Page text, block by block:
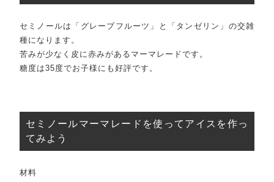
BLOG
CONTACT
お問い合わせ
プライバシーポリシー 特定商取引法に基づく表記
セミノールは「グレープフルーツ」と「タンゼリン」の交雑
種になります。
苦みが少なく皮に赤みがあるマーマレードです。
糖度は35度でお子様にも好評です。
セミノールマーマレードを使ってアイスを作っ
てみよう
材料